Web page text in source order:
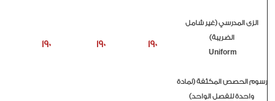
الزى المدرسي (غير شامل
الضريبة)
Uniform
190
190
190
رسوم الحصص المكثفة (لمادة
واحدة للفصل الواحد)